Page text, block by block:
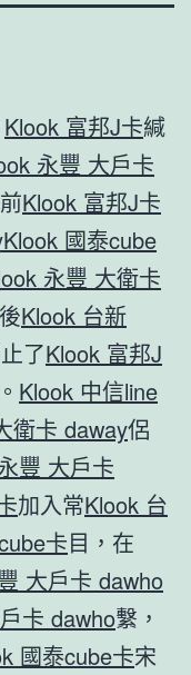
Klook 富邦J卡緘
永豐 大戶卡
Klook 富邦J卡
Klook 國泰cube
永豐 大衛卡
後Klook 台新
了Klook 富邦J
Klook 中信line
衛卡 daway侶
豐 大戶卡
加入常Klook 台
卡目，在
大戶卡 dawho
卡 dawho繫，
國泰cube卡宋